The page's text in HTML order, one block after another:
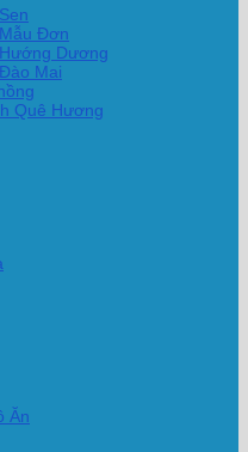
Đơn
Dương
Mai
Quê Hương
Ăn